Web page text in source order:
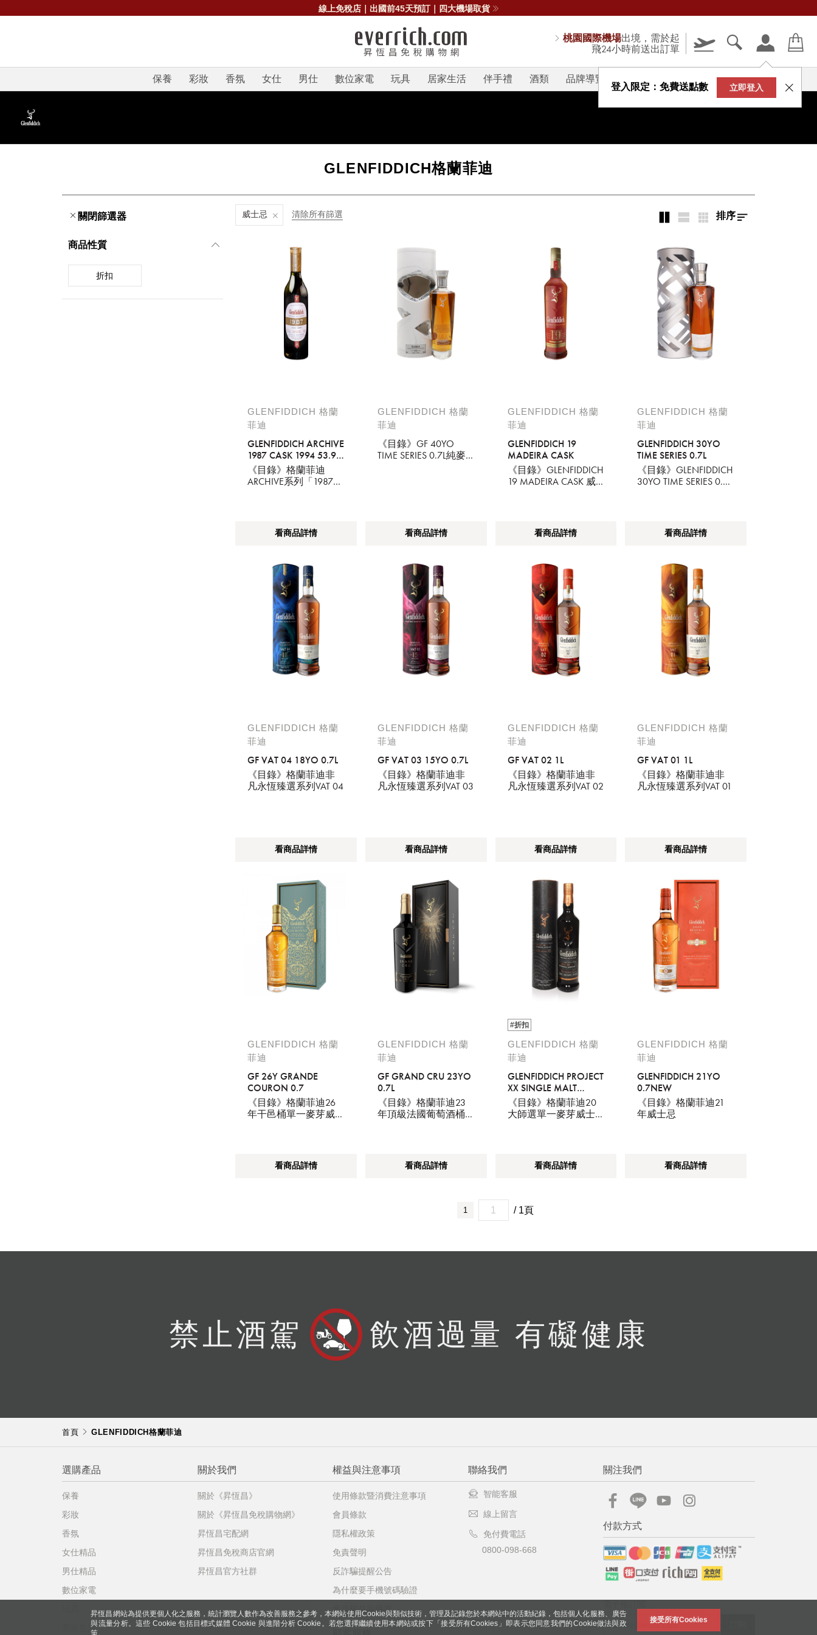
線上免稅店｜出國前45天預訂｜四大機場取貨
桃園國際機場出境，需於起
飛24小時前送出訂單
登入限定：免費送點數 立即登入
保養 彩妝 香氛 女仕 男仕 數位家電 玩具 居家生活 伴手禮 酒類 品牌導覽 V-STORY
請選擇您的搭機地點
桃園國際機場(TPE)
臺北松山機場(TSA)
免稅品線上預訂服務限 國際線出境旅客使用
不同機場的下單時間皆不相同，細節或訂購流程指引，請瀏覽
購物流程說
稍後決定
GLENFIDDICH格蘭菲迪
關閉篩選器 威士忌 清除所有篩選 排序
商品性質
折扣
GLENFIDDICH 格蘭
菲迪
GLENFIDDICH ARCHIVE
1987 CASK 1994 53.9%
0.7L
《目錄》格蘭菲迪
ARCHIVE系列「1987一
看商品詳情
GLENFIDDICH 格蘭
菲迪
《目錄》GF 40YO
TIME SERIES 0.7L純麥
看商品詳情
GLENFIDDICH 格蘭
菲迪
GLENFIDDICH 19
MADEIRA CASK
《目錄》GLENFIDDICH
19 MADEIRA CASK 威
看商品詳情
GLENFIDDICH 格蘭
菲迪
GLENFIDDICH 30YO
TIME SERIES 0.7L
《目錄》GLENFIDDICH
30YO TIME SERIES 0.7L
看商品詳情
GLENFIDDICH 格蘭
菲迪
GF VAT 04 18YO 0.7L
《目錄》格蘭菲迪非
凡永恆臻選系列VAT 04
看商品詳情
GLENFIDDICH 格蘭
菲迪
GF VAT 03 15YO 0.7L
《目錄》格蘭菲迪非
凡永恆臻選系列VAT 03
看商品詳情
GLENFIDDICH 格蘭
菲迪
GF VAT 02 1L
《目錄》格蘭菲迪非
凡永恆臻選系列VAT 02
看商品詳情
GLENFIDDICH 格蘭
菲迪
GF VAT 01 1L
《目錄》格蘭菲迪非
凡永恆臻選系列VAT 01
看商品詳情
GLENFIDDICH 格蘭
菲迪
GF 26Y GRANDE
COURON 0.7
《目錄》格蘭菲迪26
年干邑桶單一麥芽威
看商品詳情
GLENFIDDICH 格蘭
菲迪
GF GRAND CRU 23YO
0.7L
《目錄》格蘭菲迪23
年頂級法國葡萄酒桶
看商品詳情
#折扣
GLENFIDDICH 格蘭
菲迪
GLENFIDDICH PROJECT
XX SINGLE MALT
WHISKY
《目錄》格蘭菲迪20
大師選單一麥芽威士
看商品詳情
GLENFIDDICH 格蘭
菲迪
GLENFIDDICH 21YO
0.7NEW
《目錄》格蘭菲迪21
年威士忌
看商品詳情
1 / 1頁
禁止酒駕 飲酒過量 有礙健康
首頁 GLENFIDDICH格蘭菲迪
昇恆昌網站為提供更個人化之服務，統計瀏覽人數作為改善服務之參考，本網站使用Cookie與類似技術，管理及記錄您於本網站中的活動紀錄，包括個人化服務、廣告
與流量分析。這些 Cookie 包括目標式媒體 Cookie 與進階分析 Cookie。若您選擇繼續使用本網站或按下「接受所有Cookies」即表示您同意我們的Cookie做法與政
策。
接受所有Cookies
選購產品
保養
彩妝
香氛
女仕精品
男仕精品
數位家電
居家生活
關於我們
關於《昇恆昌》
關於《昇恆昌免稅購物網》
昇恆昌宅配網
昇恆昌免稅商店官網
昇恆昌官方社群
權益與注意事項
使用條款暨消費注意事項
會員條款
隱私權政策
免責聲明
反詐騙提醒公告
為什麼要手機號碼驗證
會員權益與優惠
聯絡我們
智能客服
線上留言
免付費電話
0800-098-668
關注我們
付款方式